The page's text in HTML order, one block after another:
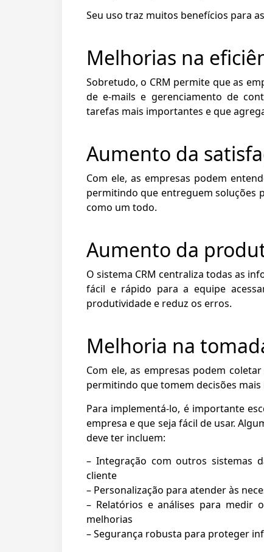
Seu uso traz muitos benefícios para
Melhorias na
Sobretudo, o CRM permite que as
de e-mails e gerenciamento de
tarefas mais importantes e que
Aumento da
Com ele, as empresas podem
permitindo que entreguem soluções
como um todo.
Aumento da
O sistema CRM centraliza todas as
fácil e rápido para a equipe
produtividade e reduz os erros.
Melhoria na
Com ele, as empresas podem
permitindo que tomem decisões
Para implementá-lo, é importante
empresa e que seja fácil de usar.
deve ter incluem:
– Integração com outros sistemas
cliente
– Personalização para atender às
– Relatórios e análises para medir
melhorias
– Segurança robusta para proteger